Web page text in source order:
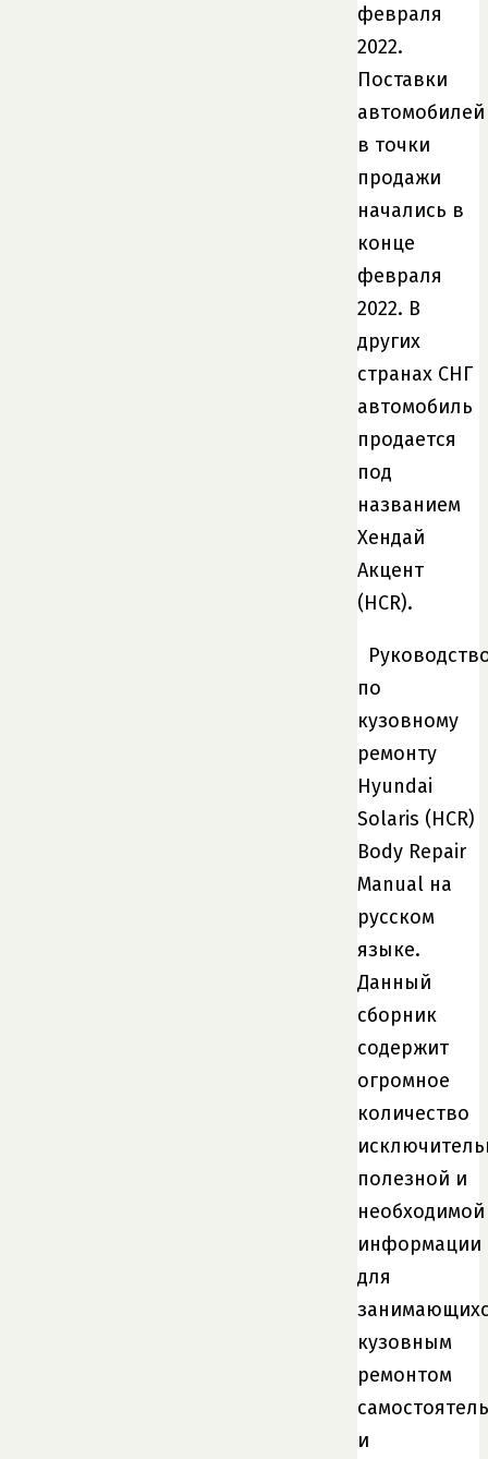
февраля
2022.
Поставки
автомобилей
в точки
продажи
начались в
конце
февраля
2022. В
других
странах СНГ
автомобиль
продается
под
названием
Хендай
Акцент
(HCR).
по
кузовному
ремонту
Hyundai
Solaris (HCR)
Body Repair
Manual на
русском
языке.
Данный
сборник
содержит
огромное
количество
полезной и
необходимой
информации
для
кузовным
ремонтом
и